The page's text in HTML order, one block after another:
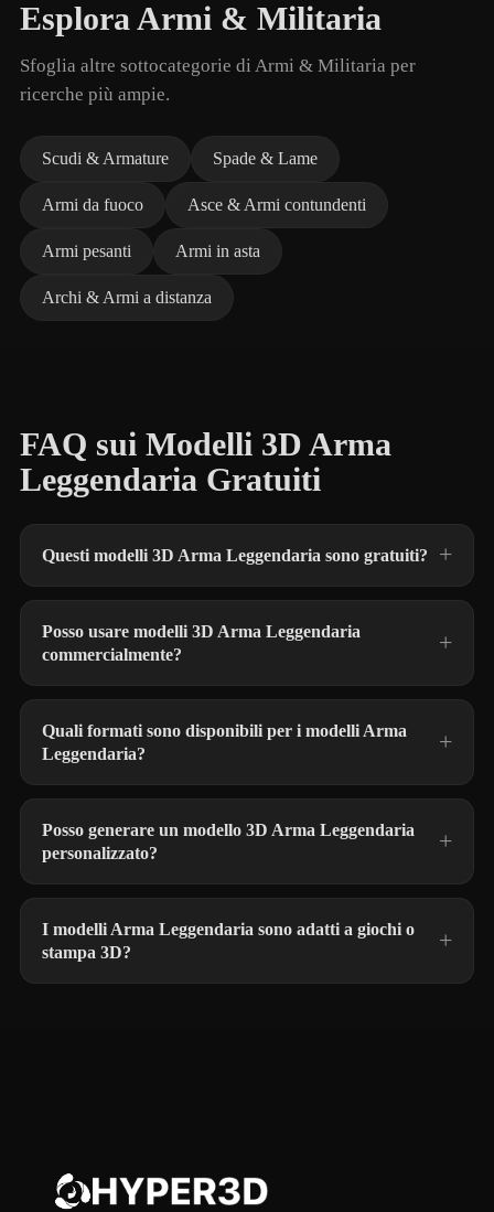
Esplora Armi & Militaria
Sfoglia altre sottocategorie di Armi & Militaria per
ricerche più ampie.
Scudi & Armature Spade & Lame
Armi da fuoco Asce & Armi contundenti
Armi pesanti Armi in asta
Archi & Armi a distanza
FAQ sui Modelli 3D Arma
Leggendaria Gratuiti
Questi modelli 3D Arma Leggendaria sono gratuiti?
Posso usare modelli 3D Arma Leggendaria
commercialmente?
Quali formati sono disponibili per i modelli Arma
Leggendaria?
Posso generare un modello 3D Arma Leggendaria
personalizzato?
I modelli Arma Leggendaria sono adatti a giochi o
stampa 3D?